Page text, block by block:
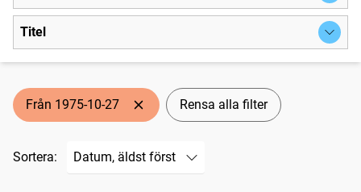
Titel
Från 1975-10-27 Rensa alla filter
Sortera: